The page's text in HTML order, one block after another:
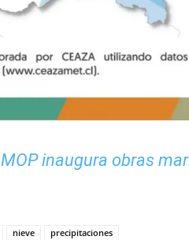
MOP inaugura obras
nieve precipitaciones